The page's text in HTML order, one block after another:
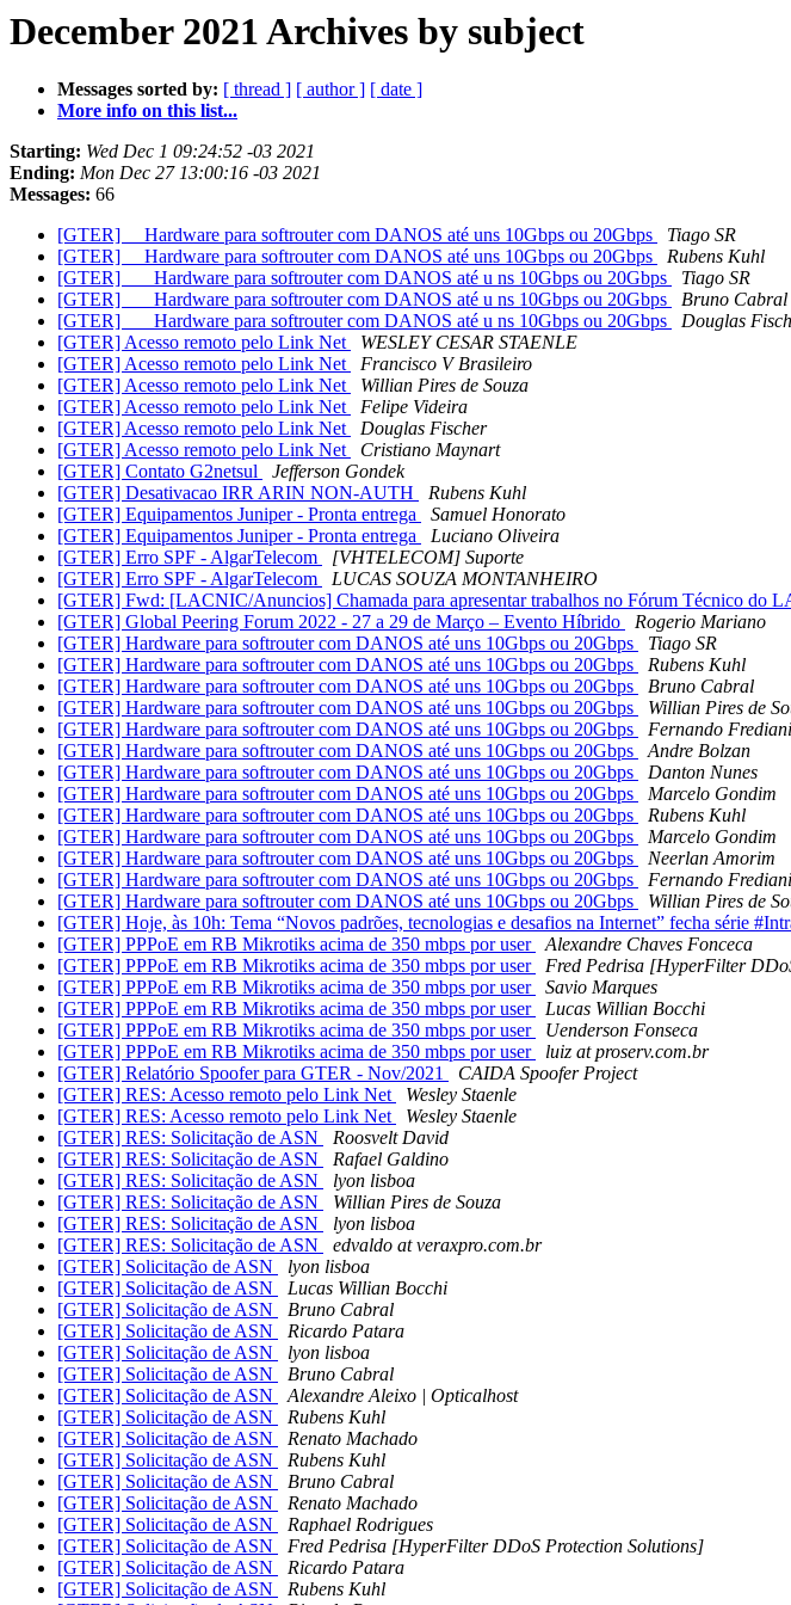
December 2021 Archives by subject
Messages sorted by: [ thread ] [ author ] [ date ]
More info on this list...
Starting: Wed Dec 1 09:24:52 -03 2021
Ending: Mon Dec 27 13:00:16 -03 2021
Messages: 66
[GTER] Hardware para softrouter com DANOS até uns 10Gbps ou 20Gbps
Tiago SR
[GTER] Hardware para softrouter com DANOS até uns 10Gbps ou 20Gbps
Rubens Kuhl
[GTER] ___Hardware para softrouter com DANOS até u ns 10Gbps ou 20Gbps
Tiago SR
[GTER] ___Hardware para softrouter com DANOS até u ns 10Gbps ou 20Gbps
Bruno Cabral
[GTER] ___Hardware para softrouter com DANOS até u ns 10Gbps ou 20Gbps
Douglas
[GTER] Acesso remoto pelo Link Net
WESLEY CESAR STAENLE
[GTER] Acesso remoto pelo Link Net
Francisco V Brasileiro
[GTER] Acesso remoto pelo Link Net
Willian Pires de Souza
[GTER] Acesso remoto pelo Link Net
Felipe Videira
[GTER] Acesso remoto pelo Link Net
Douglas Fischer
[GTER] Acesso remoto pelo Link Net
Cristiano Maynart
[GTER] Contato G2netsul
Jefferson Gondek
[GTER] Desativacao IRR ARIN NON-AUTH
Rubens Kuhl
[GTER] Equipamentos Juniper - Pronta entrega
Samuel Honorato
[GTER] Equipamentos Juniper - Pronta entrega
Luciano Oliveira
[GTER] Erro SPF - AlgarTelecom
[VHTELECOM] Suporte
[GTER] Erro SPF - AlgarTelecom
LUCAS SOUZA MONTANHEIRO
[GTER] Fwd: [LACNIC/Anuncios] Chamada para apresentar trabalhos no Fórum Técnico do
[GTER] Global Peering Forum 2022 - 27 a 29 de Março – Evento Híbrido
Rogerio Mariano
[GTER] Hardware para softrouter com DANOS até uns 10Gbps ou 20Gbps
Tiago SR
[GTER] Hardware para softrouter com DANOS até uns 10Gbps ou 20Gbps
Rubens Kuhl
[GTER] Hardware para softrouter com DANOS até uns 10Gbps ou 20Gbps
Bruno Cabral
[GTER] Hardware para softrouter com DANOS até uns 10Gbps ou 20Gbps
Willian Pires de
[GTER] Hardware para softrouter com DANOS até uns 10Gbps ou 20Gbps
Fernando Frediani
[GTER] Hardware para softrouter com DANOS até uns 10Gbps ou 20Gbps
Andre Bolzan
[GTER] Hardware para softrouter com DANOS até uns 10Gbps ou 20Gbps
Danton Nunes
[GTER] Hardware para softrouter com DANOS até uns 10Gbps ou 20Gbps
Marcelo Gondim
[GTER] Hardware para softrouter com DANOS até uns 10Gbps ou 20Gbps
Rubens Kuhl
[GTER] Hardware para softrouter com DANOS até uns 10Gbps ou 20Gbps
Marcelo Gondim
[GTER] Hardware para softrouter com DANOS até uns 10Gbps ou 20Gbps
Neerlan Amorim
[GTER] Hardware para softrouter com DANOS até uns 10Gbps ou 20Gbps
Fernando Frediani
[GTER] Hardware para softrouter com DANOS até uns 10Gbps ou 20Gbps
Willian Pires de
[GTER] Hoje, às 10h: Tema “Novos padrões, tecnologias e desafios na Internet” fecha série
[GTER] PPPoE em RB Mikrotiks acima de 350 mbps por user
Alexandre Chaves Fonceca
[GTER] PPPoE em RB Mikrotiks acima de 350 mbps por user
Fred Pedrisa [HyperFilter
[GTER] PPPoE em RB Mikrotiks acima de 350 mbps por user
Savio Marques
[GTER] PPPoE em RB Mikrotiks acima de 350 mbps por user
Lucas Willian Bocchi
[GTER] PPPoE em RB Mikrotiks acima de 350 mbps por user
Uenderson Fonseca
[GTER] PPPoE em RB Mikrotiks acima de 350 mbps por user
luiz at proserv.com.br
[GTER] Relatório Spoofer para GTER - Nov/2021
CAIDA Spoofer Project
[GTER] RES: Acesso remoto pelo Link Net
Wesley Staenle
[GTER] RES: Acesso remoto pelo Link Net
Wesley Staenle
[GTER] RES: Solicitação de ASN
Roosvelt David
[GTER] RES: Solicitação de ASN
Rafael Galdino
[GTER] RES: Solicitação de ASN
lyon lisboa
[GTER] RES: Solicitação de ASN
Willian Pires de Souza
[GTER] RES: Solicitação de ASN
lyon lisboa
[GTER] RES: Solicitação de ASN
edvaldo at veraxpro.com.br
[GTER] Solicitação de ASN
lyon lisboa
[GTER] Solicitação de ASN
Lucas Willian Bocchi
[GTER] Solicitação de ASN
Bruno Cabral
[GTER] Solicitação de ASN
Ricardo Patara
[GTER] Solicitação de ASN
lyon lisboa
[GTER] Solicitação de ASN
Bruno Cabral
[GTER] Solicitação de ASN
Alexandre Aleixo | Opticalhost
[GTER] Solicitação de ASN
Rubens Kuhl
[GTER] Solicitação de ASN
Renato Machado
[GTER] Solicitação de ASN
Rubens Kuhl
[GTER] Solicitação de ASN
Bruno Cabral
[GTER] Solicitação de ASN
Renato Machado
[GTER] Solicitação de ASN
Raphael Rodrigues
[GTER] Solicitação de ASN
Fred Pedrisa [HyperFilter DDoS Protection Solutions]
[GTER] Solicitação de ASN
Ricardo Patara
[GTER] Solicitação de ASN
Rubens Kuhl